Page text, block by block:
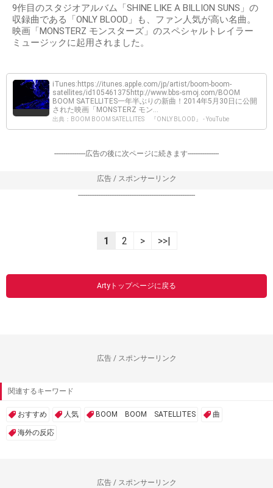
9作目のスタジオアルバム「SHINE LIKE A BILLION SUNS」の
収録曲である「ONLY BLOOD」も、ファン人気が高い名曲。
映画「MONSTERZ モンスターズ」のスペシャルトレイラー
ミュージックに起用されました。
iTunes:https://itunes.apple.com/jp/artist/boom-boom-
satellites/id105461375http://www.bbs-smoj.com/BOOM
BOOM SATELLITES一年半ぶりの新曲！2014年5月30日に公開
された映画「MONSTERZ モン...
出典：BOOM BOOM SATELLITES 『ONLY BLOOD』 - YouTube
-----------------広告の後に次ページに続きます-----------------
広告 / スポンサーリンク
----------------------------------------------------------------
1 2 > >>|
Artyトップページに戻る
広告 / スポンサーリンク
関連するキーワード
おすすめ 人気 BOOM BOOM SATELLITES 曲
海外の反応
広告 / スポンサーリンク